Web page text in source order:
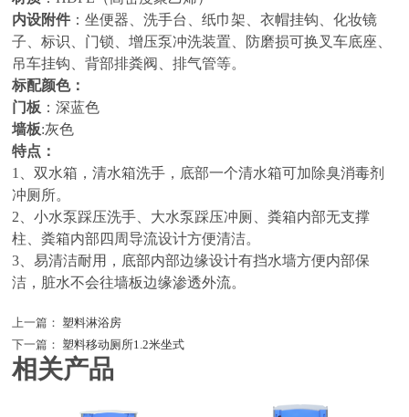
内设附件 ：坐便器、洗手台、纸巾架、衣帽挂钩、化妆镜
子、标识、门锁、增压泵冲洗装置、防磨损可换叉车底座、
吊车挂钩、背部排粪阀、排气管等。
标配颜色：
门板 ：深蓝色
墙板:灰色
特点：
1、双水箱，清水箱洗手，底部一个清水箱可加除臭消毒剂
冲厕所。
2、小水泵踩压洗手、大水泵踩压冲厕、粪箱内部无支撑
柱、粪箱内部四周导流设计方便清洁。
3、易清洁耐用，底部内部边缘设计有挡水墙方便内部保
洁，脏水不会往墙板边缘渗透外流。
上一篇： 塑料淋浴房
下一篇： 塑料移动厕所1.2米坐式
相关产品